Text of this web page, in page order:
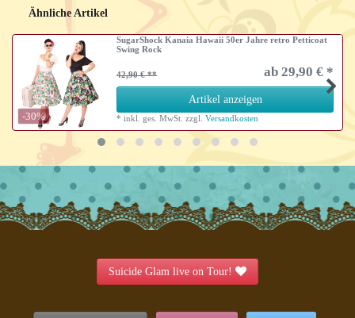
Ähnliche Artikel
-30%
SugarShock Kanaia Hawaii 50er Jahre retro Petticoat
Swing Rock
42,90 € ab 29,90 € *
Artikel anzeigen
*inkl. ges. MwSt. zzgl.Versandkosten
Suicide Glam live on Tour!